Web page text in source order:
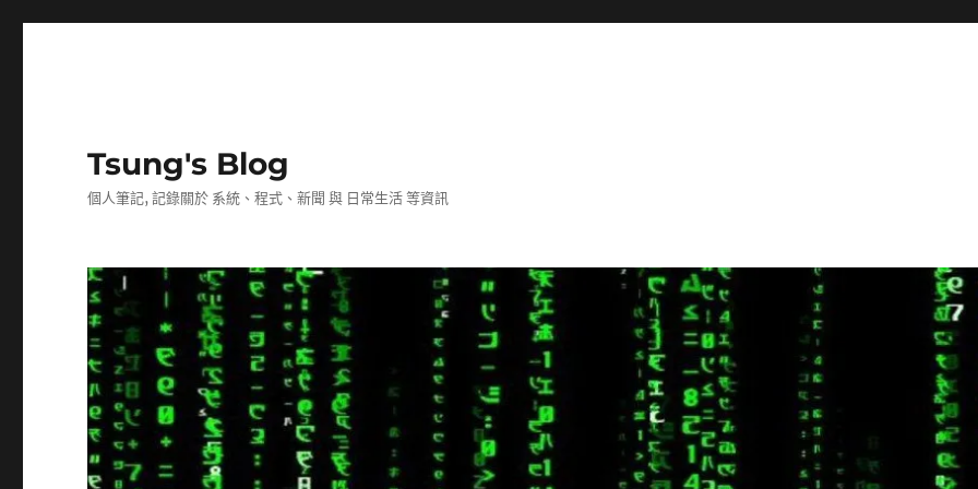
Tsung's Blog
個人筆記, 記錄關於 系統、程式、新聞 與 日常生活 等資訊